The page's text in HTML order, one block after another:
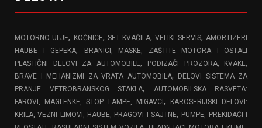
MOTORNO ULJE, KOČNICE, SET KVAČILA,VELIKI SERVIS,AMORTIZERI
HAUBE I GEPEKA,
BRANICI, MASKE, ZAŠTITE MOTORA I OSTALI
PLASTIČNI DELOVI ZA AUTOMOBILE,
PODIZAČI PROZORA, KVAKE,
BRAVE I MEHANIZMI ZA VRATA AUTOMOBILA,
DELOVI SISTEMA ZA
PRANJE VETROBRANSKOG STAKLA,
AUTOMOBILSKA RASVETA:
FAROVI, MAGLENKE, STOP LAMPE, MIGAVCI ,
KAROSERIJSKI DELOVI:
KRILA, VEZNI LIMOVI, HAUBE, PRAGOVI I SAJTNE, PUMPE, PREKIDAČI I